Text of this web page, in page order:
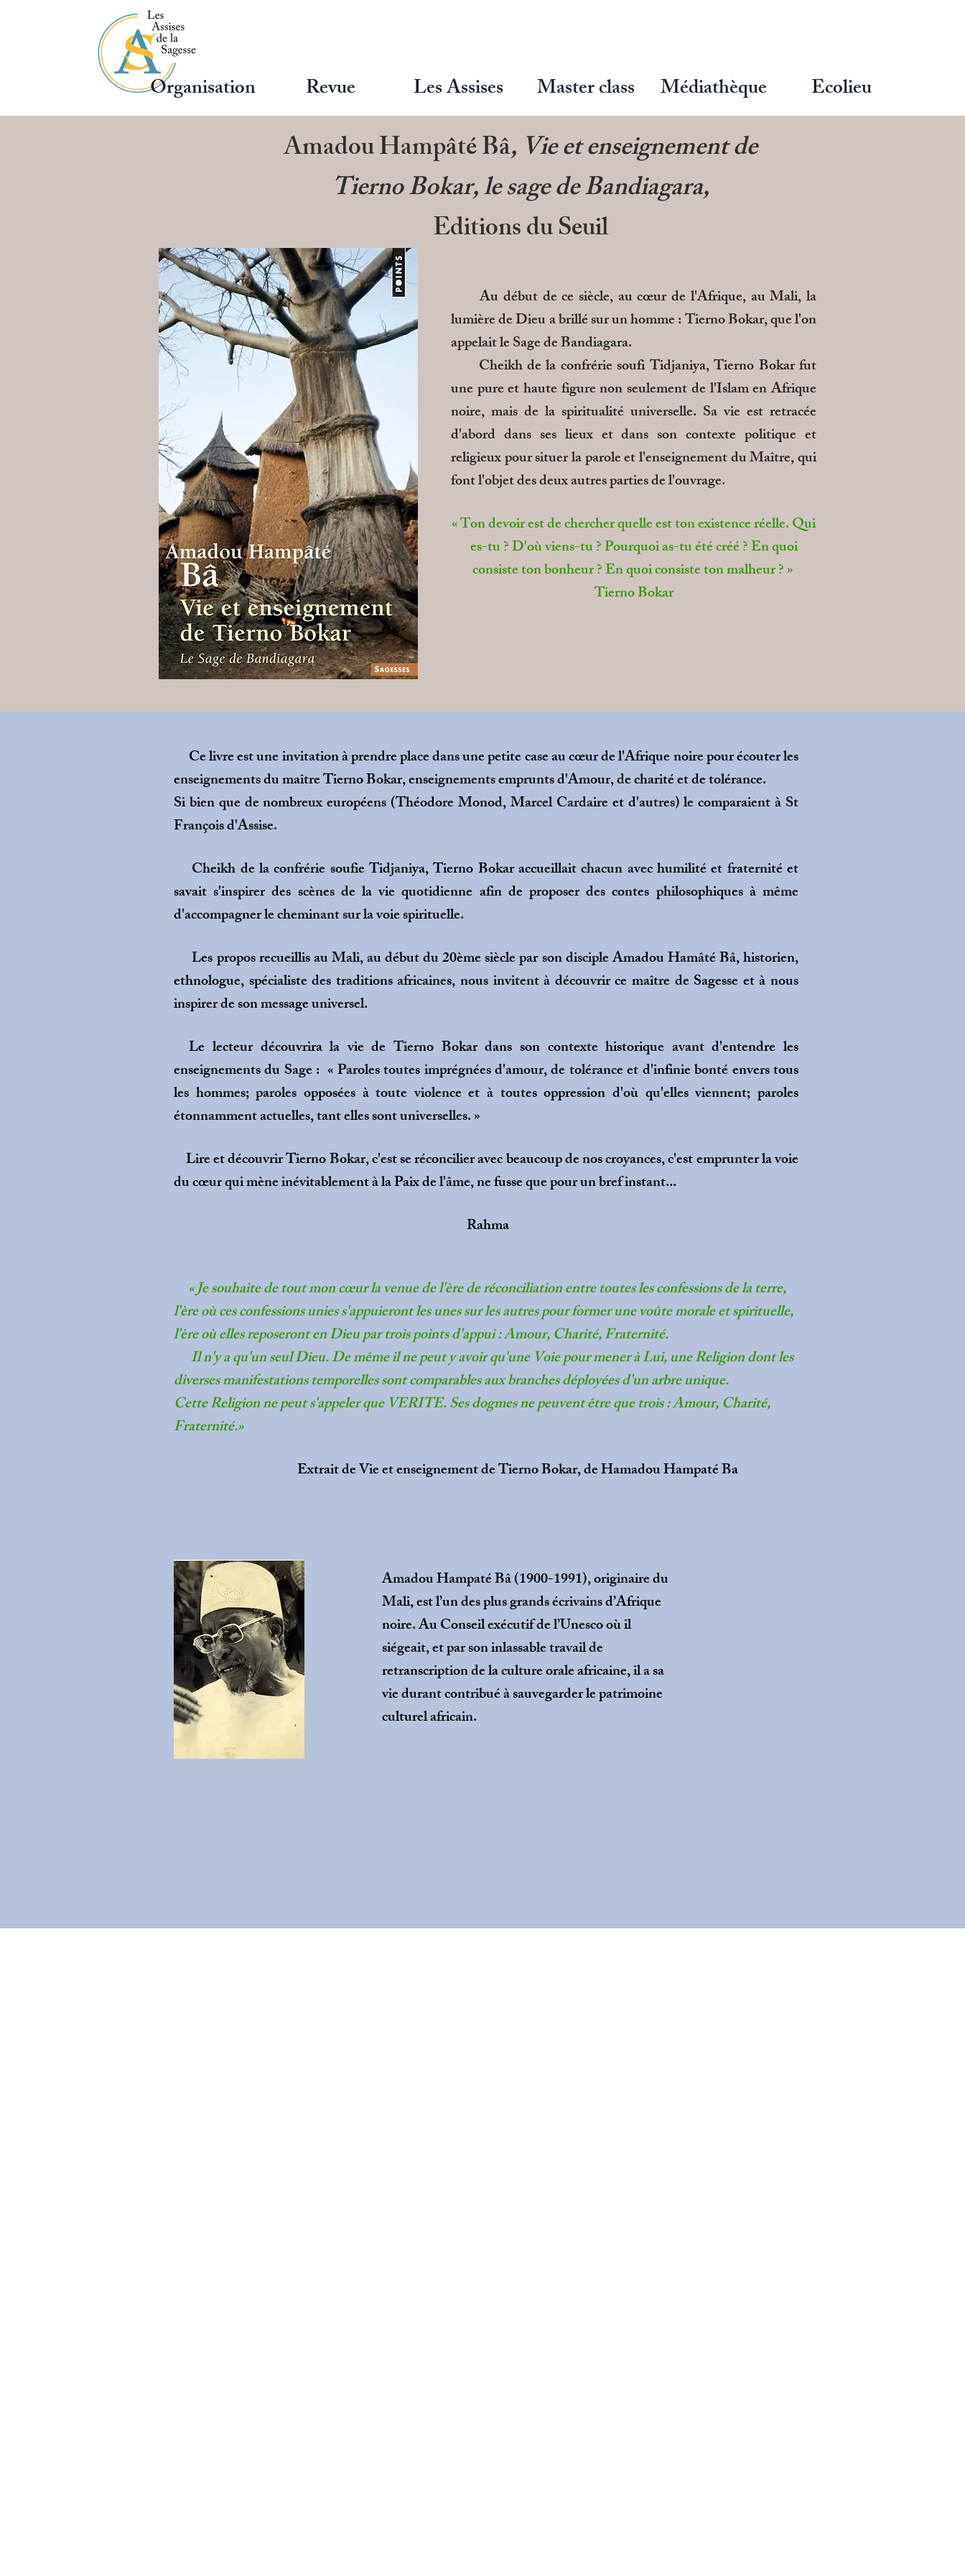
Organisation Revue Les Assises Master class Médiathèque Ecolieu
Amadou Hampâté Bâ, Vie et enseignement de
Tierno Bokar,le sage de Bandiagara,
Editions du Seuil
Au début de ce siècle, au cœur de l'Afrique, au Mali, la
lumière de Dieu a brillé sur un homme : Tierno Bokar, que l'on
appelait le Sage de Bandiagara.
Cheikh de la confrérie soufi Tidjaniya, Tierno Bokar fut
une pure et haute figure non seulement de l'Islam en Afrique
noire, mais de la spiritualité universelle. Sa vie est retracée
d'abord dans ses lieux et dans son contexte politique et
religieux pour situer la parole et l'enseignement du Maître, qui
font l'objet des deux autres parties de l'ouvrage.
« Ton devoir est de chercher quelle est ton existence réelle. Qui
es-tu ? D'où viens-tu ? Pourquoi as-tu été créé ? En quoi
consiste ton bonheur ? En quoi consiste ton malheur ? »
Tierno Bokar
Ce livre est une invitation à prendre place dans une petite case au cœur de l'Afrique noire pour écouter les
enseignements du maître Tierno Bokar, enseignements emprunts d'Amour, de charité et de tolérance.
Si bien que de nombreux européens (Théodore Monod, Marcel Cardaire et d'autres) le comparaient à St
François d'Assise.
Cheikh de la confrérie soufie Tidjaniya, Tierno Bokar accueillait chacun avec humilité et fraternité et
savait s'inspirer des scènes de la vie quotidienne afin de proposer des contes philosophiques à même
d'accompagner le cheminant sur la voie spirituelle.
Les propos recueillis au Mali, au début du 20ème siècle par son disciple Amadou Hamâté Bâ, historien,
ethnologue, spécialiste des traditions africaines, nous invitent à découvrir ce maître de Sagesse et à nous
inspirer de son message universel.
Le lecteur découvrira la vie de Tierno Bokar dans son contexte historique avant d'entendre les
enseignements du Sage : « Paroles toutes imprégnées d'amour, de tolérance et d'infinie bonté envers tous
les hommes; paroles opposées à toute violence et à toutes oppression d'où qu'elles viennent; paroles
étonnamment actuelles, tant elles sont universelles. »
Lire et découvrir Tierno Bokar, c'est se réconcilier avec beaucoup de nos croyances, c'est emprunter la voie
du cœur qui mène inévitablement à la Paix de l'âme, ne fusse que pour un bref instant...
Rahma
« Je souhaite de tout mon cœur la venue de l'ère de réconciliation entre toutes les confessions de la terre,
l'ère où ces confessions unies s'appuieront les unes sur les autres pour former une voûte morale et spirituelle,
l'ère où elles reposeront en Dieu par trois points d'appui : Amour, Charité, Fraternité.
Il n'y a qu'un seul Dieu. De même il ne peut y avoir qu'une Voie pour mener à Lui, une Religion dont les
diverses manifestations temporelles sont comparables aux branches déployées d'un arbre unique.
Cette Religion ne peut s'appeler que VERITE. Ses dogmes ne peuvent être que trois : Amour, Charité,
Fraternité.»
Extrait de Vie et enseignement de Tierno Bokar, de Hamadou Hampaté Ba
Amadou Hampaté Bâ (1900-1991), originaire du
Mali, est l’un des plus grands écrivains d’Afrique
noire. Au Conseil exécutif de l’Unesco où il
siégeait, et par son inlassable travail de
retranscription de la culture orale africaine, il a sa
vie durant contribué à sauvegarder le patrimoine
culturel africain.